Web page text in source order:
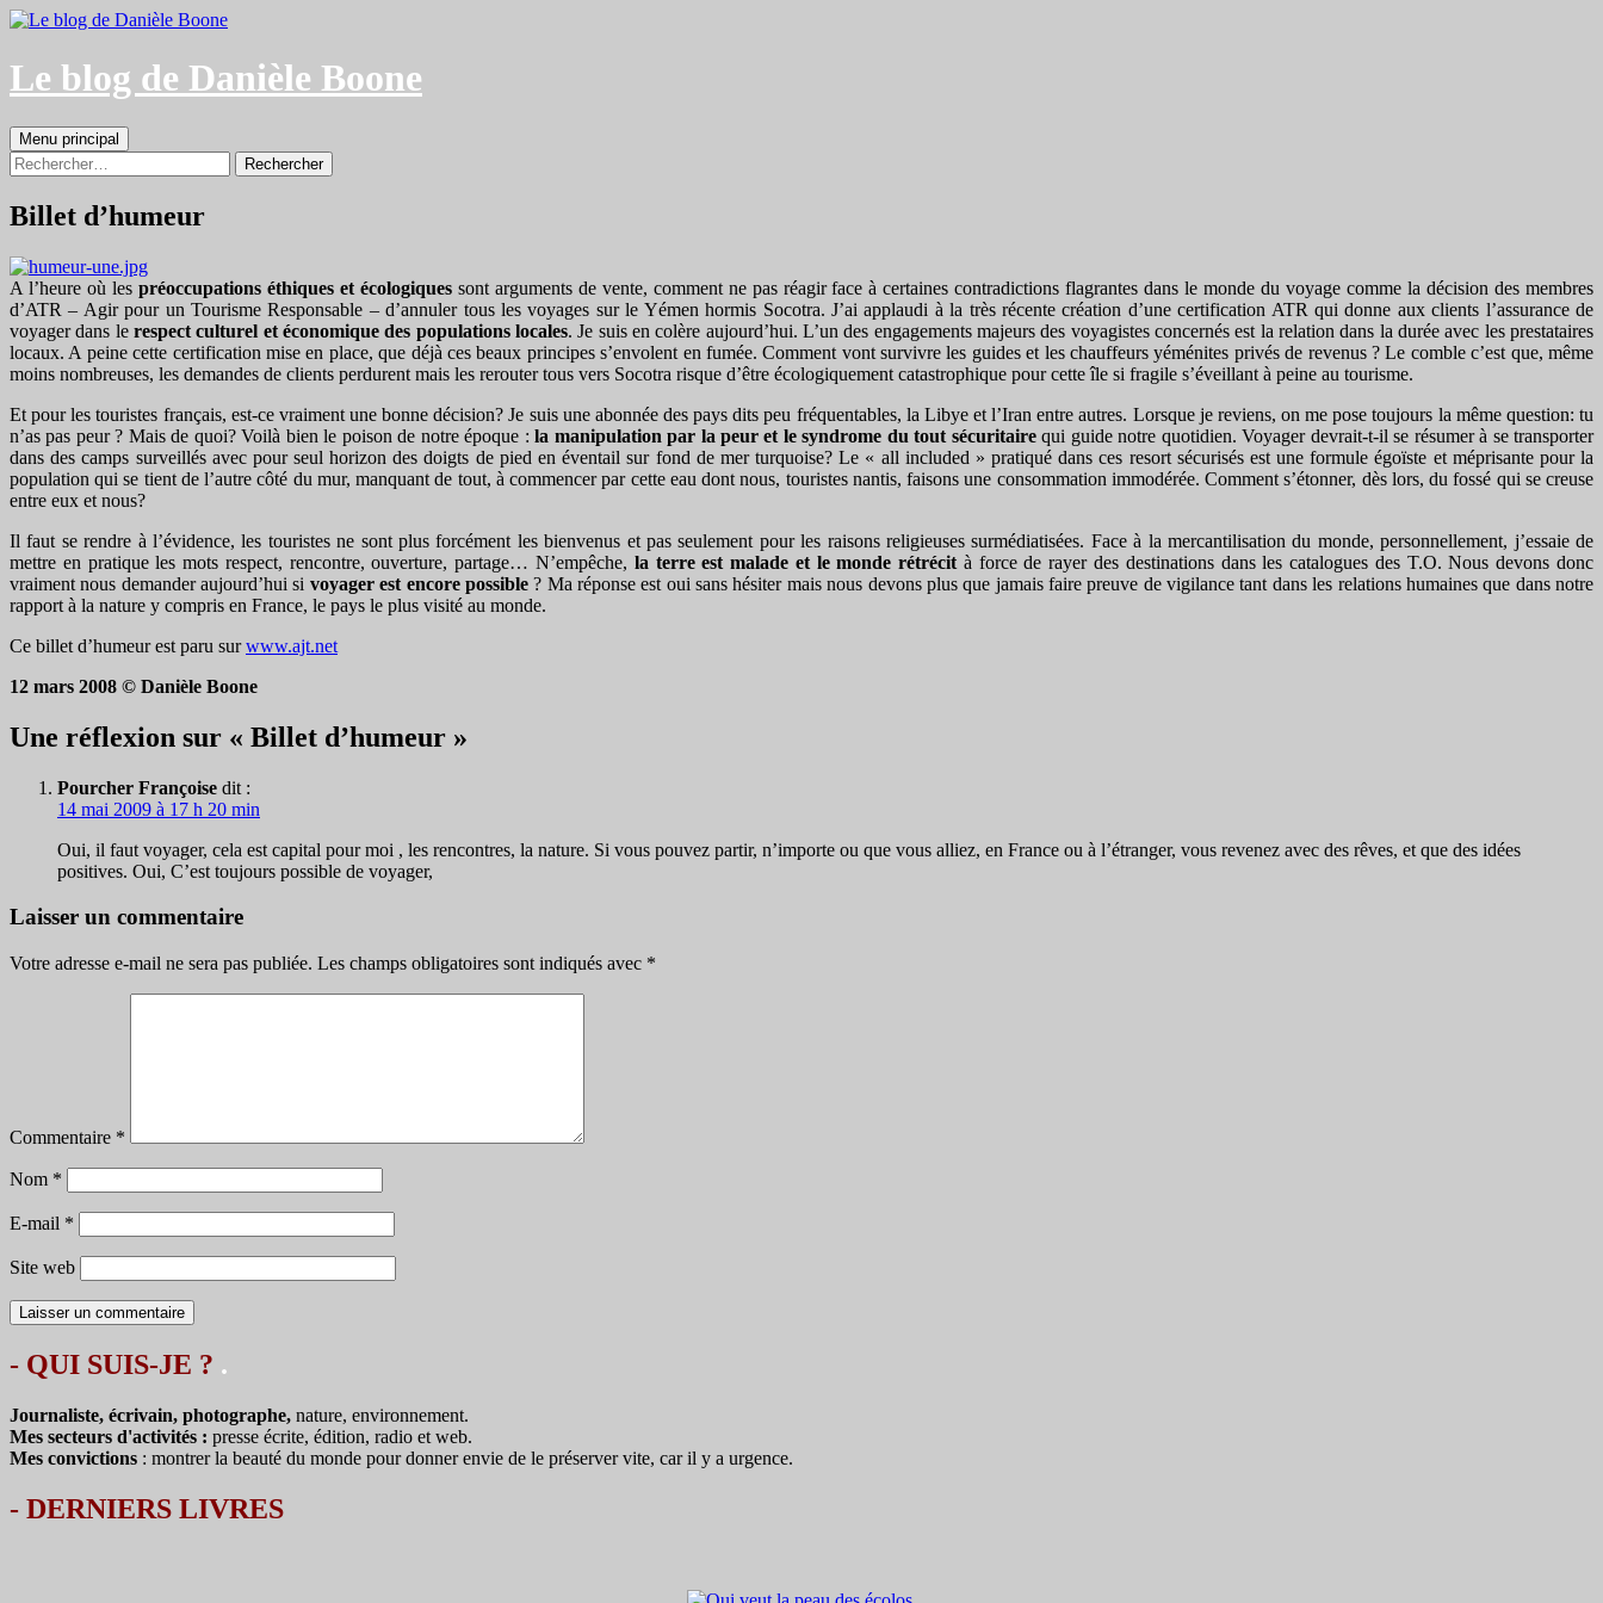
Aller
contenu
Le blog de Danièle Boone
Recherche
Menu principal
Rechercher :
Billet d’humeur
A l’heure où les préoccupations éthiques et écologiquessont arguments de vente, comment ne pas réagir face à certaines contradictions flagrantes dans le monde du voyage comme la décision des membres
d’ATR – Agir pour un Tourisme Responsable – d’annuler tous les voyages sur le Yémen hormis Socotra. J’ai applaudi à la très récente création d’une certification ATR qui donne aux clients l’assurance de
voyager dans le respect culturel et économique des populations locales. Je suis en colère aujourd’hui. L’un des engagements majeurs des voyagistes concernés est la relation dans la durée avec les prestataires
locaux. A peine cette certification mise en place, que déjà ces beaux principes s’envolent en fumée. Comment vont survivre les guides et les chauffeurs yéménites privés de revenus ? Le comble c’est que, même
moins nombreuses, les demandes de clients perdurent mais les rerouter tous vers Socotra risque d’être écologiquement catastrophique pour cette île si fragile s’éveillant à peine au tourisme.
Et pour les touristes français, est-ce vraiment une bonne décision? Je suis une abonnée des pays dits peu fréquentables, la Libye et l’Iran entre autres. Lorsque je reviens, on me pose toujours la même question: tu
n’as pas peur ? Mais de quoi? Voilà bien le poison de notre époque :la manipulation par la peur et le syndrome du tout sécuritairequi guide notre quotidien. Voyager devrait-t-il se résumer à se transporter
dans des camps surveillés avec pour seul horizon des doigts de pied en éventail sur fond de mer turquoise? Le « all included » pratiqué dans ces resort sécurisés est une formule égoïste et méprisante pour la
population qui se tient de l’autre côté du mur, manquant de tout, à commencer par cette eau dont nous, touristes nantis, faisons une consommation immodérée. Comment s’étonner, dès lors, du fossé qui se creuse
entre eux et nous?
Il faut se rendre à l’évidence, les touristes ne sont plus forcément les bienvenus et pas seulement pour les raisons religieuses surmédiatisées. Face à la mercantilisation du monde, personnellement, j’essaie de
mettre en pratique les mots respect, rencontre, ouverture, partage… N’empêche, la terre est malade et le monde rétrécit à force de rayer des destinations dans les catalogues des T.O. Nous devons donc
vraiment nous demander aujourd’hui si voyager est encore possible? Ma réponse est oui sans hésiter mais nous devons plus que jamais faire preuve de vigilance tant dans les relations humaines que dans notre
rapport à la nature y compris en France, le pays le plus visité au monde.
Ce billet d’humeur est paru surwww.ajt.net
12 mars 2008 © Danièle Boone
Une réflexion sur « Billet d’humeur »
Pourcher Françoise dit :
14 mai 2009 à 17 h 20 min
Oui, il faut voyager, cela est capital pour moi , les rencontres, la nature. Si vous pouvez partir, n’importe ou que vous alliez, en France ou à l’étranger, vous revenez avec des rêves, et que des idées
positives. Oui, C’est toujours possible de voyager,
Laisser un commentaire
Votre adresse e-mail ne sera pas publiée. Les champs obligatoires sont indiqués avec *
Commentaire *
Nom *
E-mail *
Site web
- QUI SUIS-JE ? .
Journaliste, écrivain, photographe, nature, environnement.
Mes secteurs d'activités : presse écrite, édition, radio et web.
Mes convictions : montrer la beauté du monde pour donner envie de le préserver vite, car il y a urgence.
- DERNIERS LIVRES